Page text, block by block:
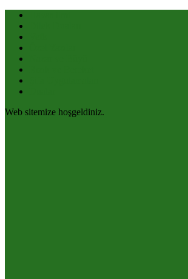
Web sitemize hoşgeldiniz.